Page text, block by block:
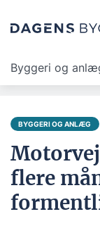
Byggeri og
BYGGERI OG ANLÆG
flere